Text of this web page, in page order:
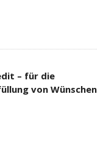
– für die
von Wünschen